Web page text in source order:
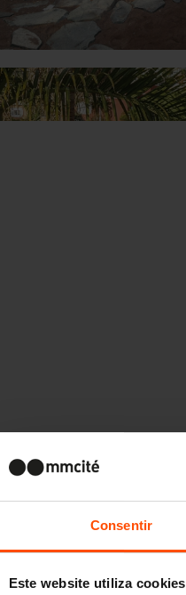
Consentir
Este website utiliza cookies